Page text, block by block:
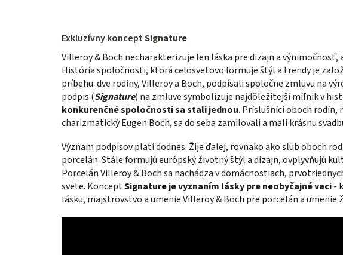
Exkluzívny konceptSignature
Villeroy & Boch necharakterizuje len láska pre dizajn a výnimočnosť,
História spoločnosti, ktorá celosvetovo formuje štýl a trendy je
príbehu: dve rodiny, Villeroy a Boch, podpísali spoločne zmluvu na
podpis (Signature) na zmluve symbolizuje najdôležitejší míľnik v
konkurenčné spoločnosti sa stali jednou. Príslušníci oboch rodín,
charizmatický Eugen Boch, sa do seba zamilovali a mali krásnu
Význam podpisov platí dodnes. Žije ďalej, rovnako ako sľub oboch
porcelán. Stále formujú európský životný štýl a dizajn, ovplyvňujú
Porcelán Villeroy & Boch sa nachádza v domácnostiach,
svete. KonceptSignature je vyznaním lásky pre neobyčajné veci-
lásku, majstrovstvo a umenie Villeroy & Boch pre porcelán a umenie